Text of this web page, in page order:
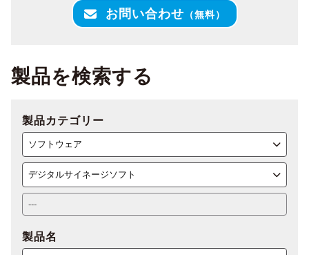
お問い合わせ （無料）
製品を検索する
製品カテゴリー
製品名